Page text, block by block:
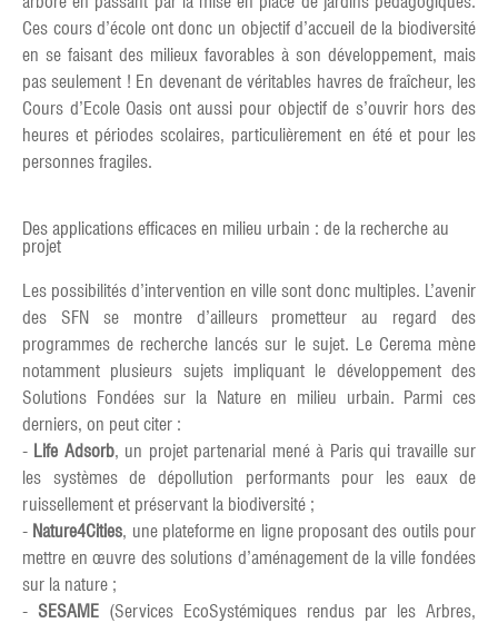
Ces cours d’école ont donc un objectif d’accueil de la biodiversité
en se faisant des milieux favorables à son développement, mais
pas seulement ! En devenant de véritables havres de fraîcheur, les
Cours d’Ecole Oasis ont aussi pour objectif de s’ouvrir hors des
heures et périodes scolaires, particulièrement en été et pour les
personnes fragiles.
Des applications efficaces en milieu urbain : de la recherche au
projet
Les possibilités d’intervention en ville sont donc multiples. L’avenir
des SFN se montre d’ailleurs prometteur au regard des
programmes de recherche lancés sur le sujet. Le Cerema mène
notamment plusieurs sujets impliquant le développement des
Solutions Fondées sur la Nature en milieu urbain. Parmi ces
derniers, on peut citer :
- Life Adsorb, un projet partenarial mené à Paris qui travaille sur
les systèmes de dépollution performants pour les eaux de
ruissellement et préservant la biodiversité ;
- Nature4Cities, une plateforme en ligne proposant des outils pour
mettre en œuvre des solutions d’aménagement de la ville fondées
sur la nature ;
- SESAME (Services EcoSystémiques rendus par les Arbres,